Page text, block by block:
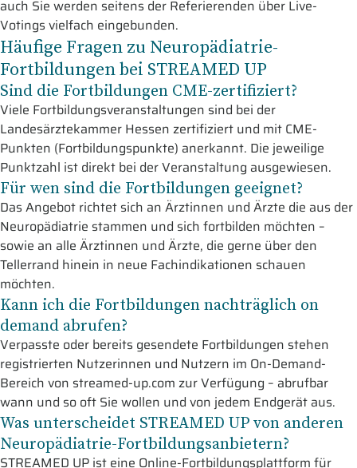
auch Sie werden seitens der Referierenden über Live-
Votings vielfach eingebunden.
Häufige Fragen zu Neuropädiatrie-
Fortbildungen bei STREAMED UP
Sind die Fortbildungen CME-zertifiziert?
Viele Fortbildungsveranstaltungen sind bei der
Landesärztekammer Hessen zertifiziert und mit CME-
Punkten (Fortbildungspunkte) anerkannt. Die jeweilige
Punktzahl ist direkt bei der Veranstaltung ausgewiesen.
Für wen sind die Fortbildungen geeignet?
Das Angebot richtet sich an Ärztinnen und Ärzte die aus der
Neuropädiatrie stammen und sich fortbilden möchten –
sowie an alle Ärztinnen und Ärzte, die gerne über den
Tellerrand hinein in neue Fachindikationen schauen
möchten.
Kann ich die Fortbildungen nachträglich on
demand abrufen?
Verpasste oder bereits gesendete Fortbildungen stehen
registrierten Nutzerinnen und Nutzern im On-Demand-
Bereich von streamed-up.com zur Verfügung – abrufbar
wann und so oft Sie wollen und von jedem Endgerät aus.
Was unterscheidet STREAMED UP von anderen
Neuropädiatrie-Fortbildungsanbietern?
STREAMED UP ist eine Online-Fortbildungsplattform für